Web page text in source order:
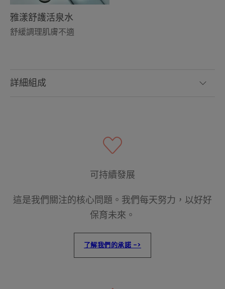
詳細組成
雅漾舒護活泉水
舒緩調理肌膚不適
可持續發展
這是我們關注的核心問題。我們每天努力，以好好
保育未來。
了解我們的承諾 ->